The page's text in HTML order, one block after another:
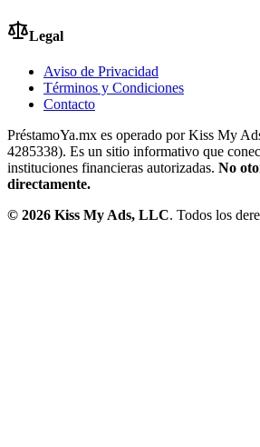
Legal
Aviso de Privacidad
Términos y Condiciones
Contacto
PréstamoYa.mx es operado por Kiss My
4285338). Es un sitio informativo que
instituciones financieras autorizadas. No
directamente.
© 2026 Kiss My Ads, LLC. Todos los